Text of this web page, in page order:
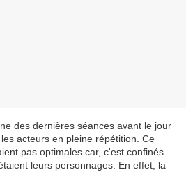
des dernières séances avant le jour
acteurs en pleine répétition. Ce
pas optimales car, c'est confinés
leurs personnages. En effet, la